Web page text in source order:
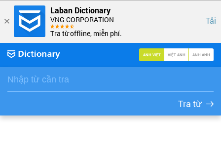
Laban Dictionary
VNG CORPORATION
Tra từ offline, miễn phí.
Tải
ANH VIỆT VIỆT ANH ANH ANH
Tra từ